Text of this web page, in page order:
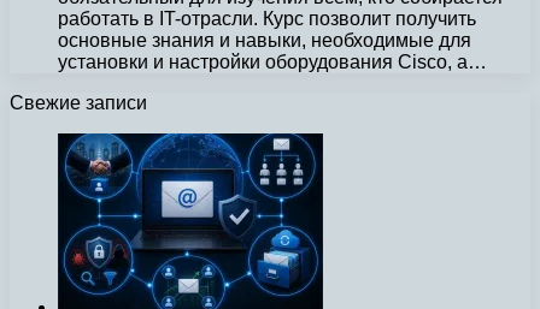
работать в IT-отрасли. Курс позволит получить
основные знания и навыки, необходимые для
установки и настройки оборудования Cisco, а…
Свежие записи